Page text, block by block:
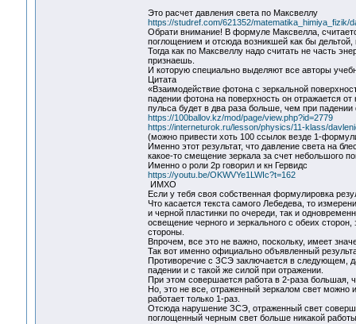
Это расчет давления света по Максвеллу
https://studref.com/621352/matematika_himiya_fizik/
Обрати внимание! В формуле Максвелла,
поглощением и отсюда возникшей как бы
Тогда как по Максвеллу надо считать не часть
признаешь.
И которую специально выделяют все авторы
Цитата
«Вза­и­мо­дей­ствие фо­то­на с зер­каль­ной
па­де­нии фо­то­на на по­верх­ность он от­ра­жа­ет­ся
пуль­са будет в два раза боль­ше, чем при
https://100ballov.kz/mod/page/view.php?id=2779
https://interneturok.ru/lesson/physics/11-klass/
(можно привести хоть 100 ссылок везде 1-
Именно этот результат, что давление света на
какое-то смещение зеркала за счет небольшого
Именно о роли 2р говорил и кн Гервидс
https://youtu.be/OKWVYe1LWIc?t=162
ИМХО
Если у тебя своя собственная формулировка
Что касается текста самого Лебедева, то
и черной пластинки по очереди, так и
освещение черного и зеркального с обеих
стороны.
Впрочем, все это не важно, поскольку, имеет
Так вот именно официально объявленный
Противоречие с ЗСЭ заключается в следующем,
падении и с такой же силой при отражении.
При этом совершается работа в 2-раза большая,
Но, это не все, отраженный зеркалом свет можно
работает только 1-раз.
Отсюда нарушение ЗСЭ, отраженный свет
поглощенный черным свет больше никакой